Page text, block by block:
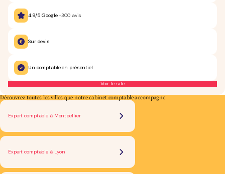
4.9/5 Google+300 avis
Sur devis
Un comptable en présentiel
Voir le site
Découvreztoutes les villesque notre cabinet comptable accompagne
Expert comptable à Montpellier
Expert comptable à Lyon